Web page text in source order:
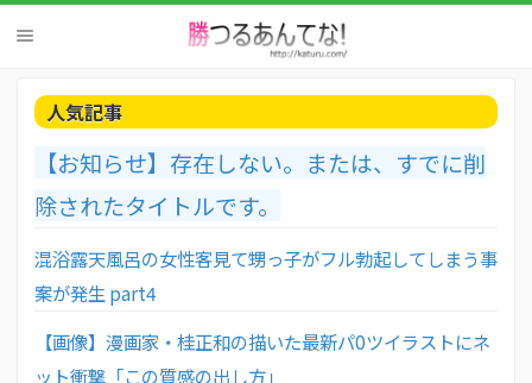
人気記事
【お知らせ】存在しない。または、すでに削
除されたタイトルです。
混浴露天風呂の女性客見て甥っ子がフル勃起してしまう事
案が発生 part4
【画像】漫画家・桂正和の描いた最新パ0ツイラストにネ
ット衝撃「この質感の出し方」